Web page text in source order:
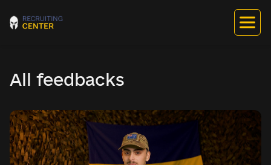
All feedbacks